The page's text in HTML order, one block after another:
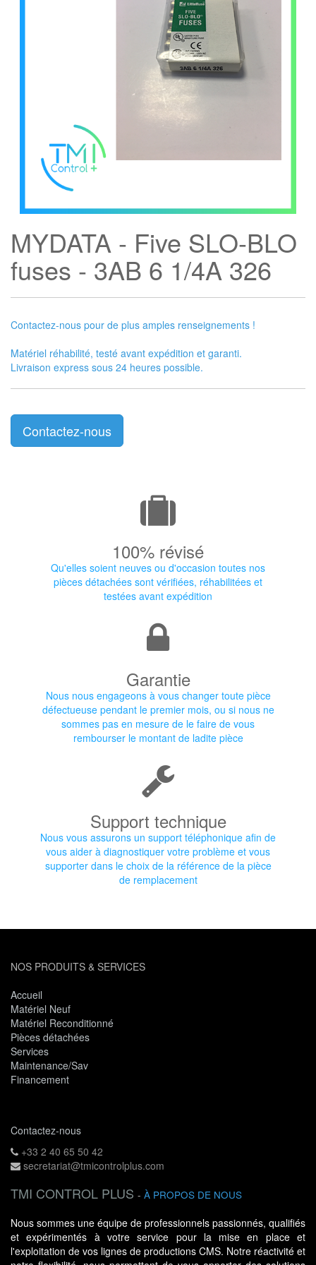
MYDATA - Five SLO-BLO
fuses - 3AB 6 1/4A 326
Contactez-nous pour de plus amples renseignements !
Matériel réhabilité, testé avant expédition et garanti.
Livraison express sous 24 heures possible.
Contactez-nous
100% révisé
Qu'elles soient neuves ou d'occasion toutes nos
pièces détachées sont vérifiées, réhabilitées et
testées avant expédition
Garantie
Nous nous engageons à vous changer toute pièce
défectueuse pendant le premier mois, ou si nous ne
sommes pas en mesure de le faire de vous
rembourser le montant de ladite pièce
Support technique
Nous vous assurons un support téléphonique afin de
vous aider à diagnostiquer votre problème et vous
supporter dans le choix de la référence de la pièce
de remplacement
NOS PRODUITS & SERVICES
Accueil
Matériel Neuf
Matériel Reconditionné
Pièces détachées
Services
Maintenance/Sav
Financement
Contactez-nous
+33 2 40 65 50 42
secretariat@tmicontrolplus.com
TMI CONTROL PLUS - À PROPOS DE NOUS
Nous sommes une équipe de professionnels passionnés, qualifiés
et expérimentés à votre service pour la mise en place et
l'exploitation de vos lignes de productions CMS. Notre réactivité et